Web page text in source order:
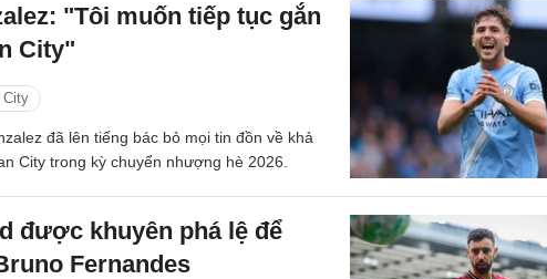
"Tôi muốn tiếp tục gắn
City"
City
đã lên tiếng bác bỏ mọi tin đồn về khả
City trong kỳ chuyển nhượng hè 2026.
được khuyên phá lệ để
Fernandes